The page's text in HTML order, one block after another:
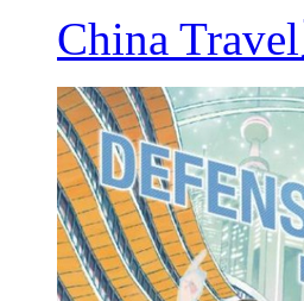
China